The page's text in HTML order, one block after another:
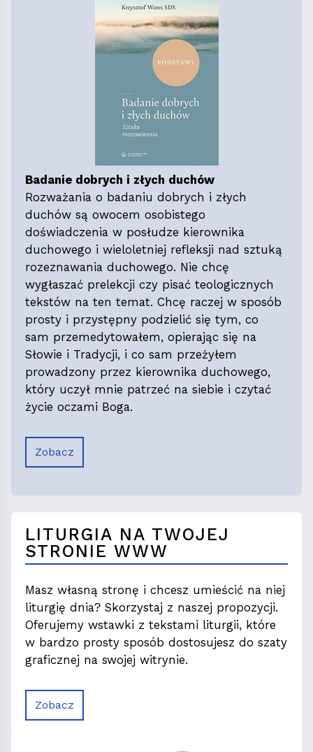
Badanie dobrych i złych duchów
Rozważania o badaniu dobrych i złych
duchów są owocem osobistego
doświadczenia w posłudze kierownika
duchowego i wieloletniej refleksji nad sztuką
rozeznawania duchowego. Nie chcę
wygłaszać prelekcji czy pisać teologicznych
tekstów na ten temat. Chcę raczej w sposób
prosty i przystępny podzielić się tym, co
sam przemedytowałem, opierając się na
Słowie i Tradycji, i co sam przeżyłem
prowadzony przez kierownika duchowego,
który uczył mnie patrzeć na siebie i czytać
życie oczami Boga.
Zobacz
LITURGIA NA TWOJEJ
STRONIE WWW
Masz własną stronę i chcesz umieścić na niej
liturgię dnia? Skorzystaj z naszej propozycji.
Oferujemy wstawki z tekstami liturgii, które
w bardzo prosty sposób dostosujesz do szaty
graficznej na swojej witrynie.
Zobacz